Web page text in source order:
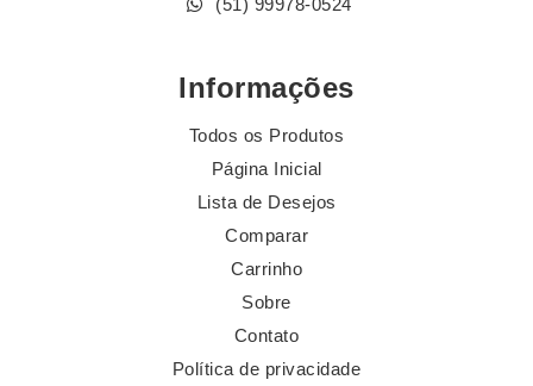
(51) 99978-0524
Informações
Todos os Produtos
Página Inicial
Lista de Desejos
Comparar
Carrinho
Sobre
Contato
Política de privacidade